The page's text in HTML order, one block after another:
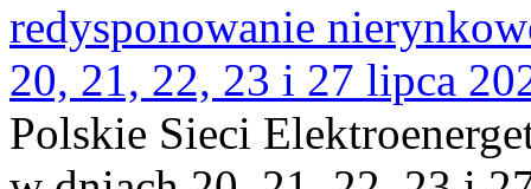
redysponowanie
20, 21, 22, 23 i 27 lipca
Polskie Sieci